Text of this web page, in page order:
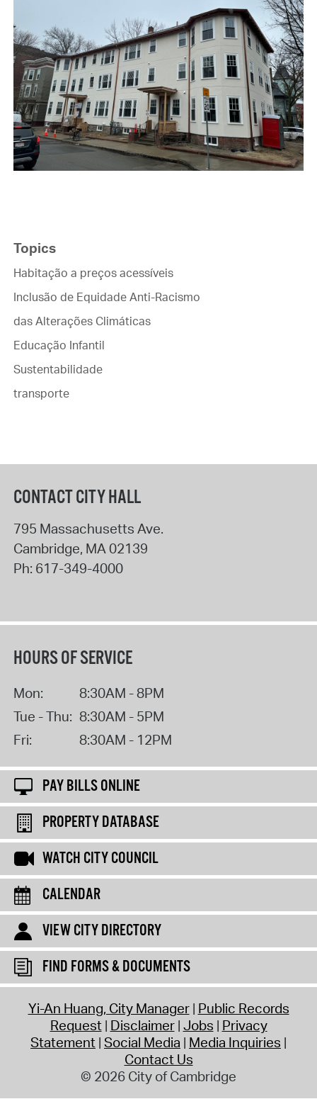
Topics
Habitação a preços acessíveis
Inclusão de Equidade Anti-Racismo
das Alterações Climáticas
Educação Infantil
Sustentabilidade
transporte
CONTACT CITY HALL
795 Massachusetts Ave.
Cambridge, MA 02139
Ph: 617-349-4000
HOURS OF SERVICE
Mon:
8:30AM - 8PM
Tue - Thu: 8:30AM - 5PM
Fri:
8:30AM - 12PM
PAY BILLS ONLINE
PROPERTY DATABASE
WATCH CITY COUNCIL
CALENDAR
VIEW CITY DIRECTORY
FIND FORMS & DOCUMENTS
Yi-An Huang, City Manager Public Records
Request Disclaimer Jobs Privacy
Statement Social Media Media Inquiries
Contact Us
© 2026 City of Cambridge